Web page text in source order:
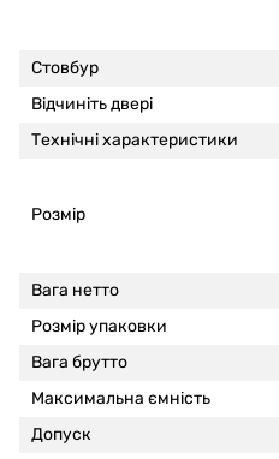
Стовбур
Відчиніть двері
Технічні характеристики
Розмір
Вага нетто
Розмір упаковки
Вага брутто
Максимальна ємність
Допуск